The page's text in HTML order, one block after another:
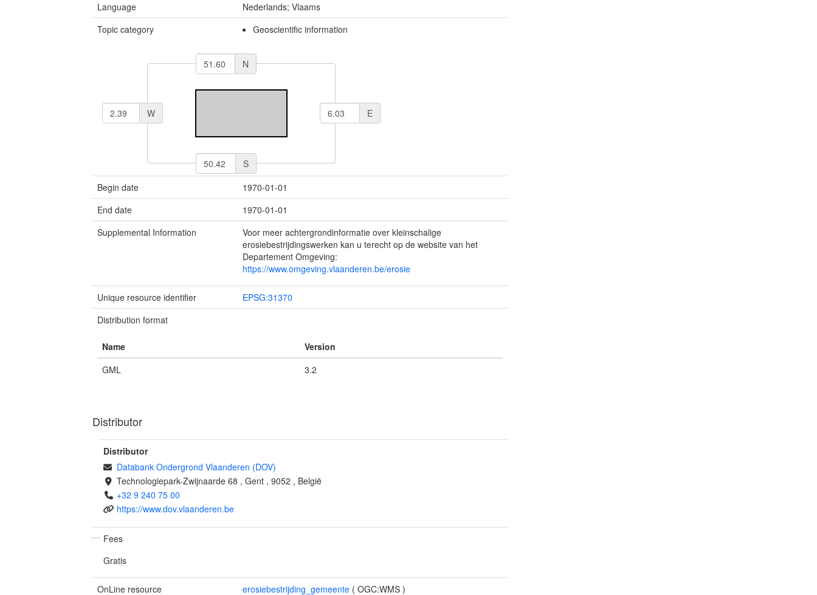
Language
Nederlands; Vlaams
Topic category
Geoscientific information
N
S
E
W
Begin date
1970-01-01
End date
1970-01-01
Supplemental Information
Voor meer achtergrondinformatie over kleinschalige
erosiebestrijdingswerken kan u terecht op de website van het
Departement Omgeving:
https://www.omgeving.vlaanderen.be/erosie
Unique resource identifier
EPSG:31370
Distribution format
Name
Version
GML
3.2
Distributor
Distributor
Databank Ondergrond Vlaanderen (DOV)
Technologiepark-Zwijnaarde 68 , Gent , 9052 , België
+32 9 240 75 00
https://www.dov.vlaanderen.be
Fees
Gratis
OnLine resource erosiebestrijding_gemeente (OGC:WMS)